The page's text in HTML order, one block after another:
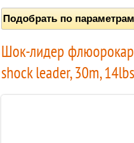
Подобрать по параметрам
Шок-лидер
shock leader, 30m,